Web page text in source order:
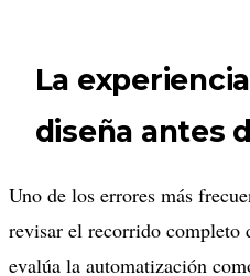
La
diseña antes
Uno de los errores más
revisar el recorrido completo
evalúa la automatización